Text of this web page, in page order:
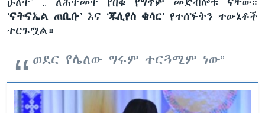
‘ናትናኤል ጠቢቡ’ እና ‘ጁሊየስ ቄሳር’ የተሰኙትን ተውኔቶች
ተርጉሟል።
ወደር የሌለው ግሩም ተርጓሚም ነው”